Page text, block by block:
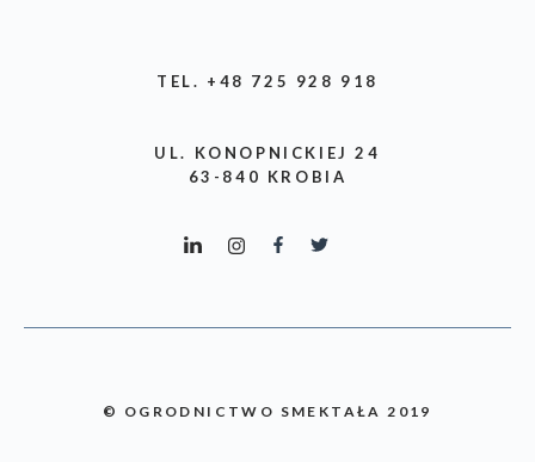
TEL. +48 725 928 918
UL. KONOPNICKIEJ 24
63-840 KROBIA
© OGRODNICTWO SMEKTAŁA 2019